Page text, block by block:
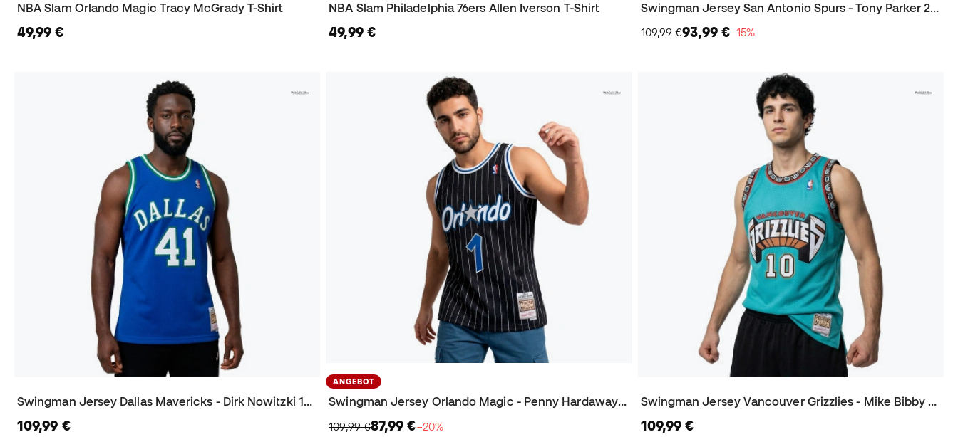
NBA Slam Orlando Magic Tracy McGrady T-Shirt
49,99 €
NBA Slam Philadelphia 76ers Allen Iverson T-Shirt
49,99 €
Swingman Jersey San Antonio Spurs - Tony Parker 2001 Trikot
109,99 €93,99 €−15%
Swingman Jersey Dallas Mavericks - Dirk Nowitzki 1998-99 Trikot
109,99 €
ANGEBOT
Swingman Jersey Orlando Magic - Penny Hardaway 1994-95 Trikot
109,99 €87,99 €−20%
Swingman Jersey Vancouver Grizzlies - Mike Bibby 1998 Trikot
109,99 €